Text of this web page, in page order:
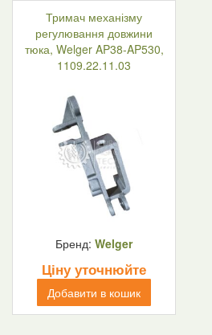
Тримач механізму
регулювання довжини
тюка, Welger AP38-AP530,
1109.22.11.03
Бренд: Welger
Ціну уточнюйте
Добавити в кошик